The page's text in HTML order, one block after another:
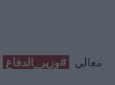
معالي #وزير_الدفاع